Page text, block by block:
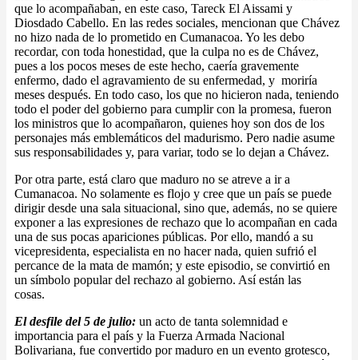
que lo acompañaban, en este caso, Tareck El Aissami y
Diosdado Cabello. En las redes sociales, mencionan que Chávez
no hizo nada de lo prometido en Cumanacoa. Yo les debo
recordar, con toda honestidad, que la culpa no es de Chávez,
pues a los pocos meses de este hecho, caería gravemente
enfermo, dado el agravamiento de su enfermedad, y moriría
meses después. En todo caso, los que no hicieron nada, teniendo
todo el poder del gobierno para cumplir con la promesa, fueron
los ministros que lo acompañaron, quienes hoy son dos de los
personajes más emblemáticos del madurismo. Pero nadie asume
sus responsabilidades y, para variar, todo se lo dejan a Chávez.
Por otra parte, está claro que maduro no se atreve a ir a
Cumanacoa. No solamente es flojo y cree que un país se puede
dirigir desde una sala situacional, sino que, además, no se quiere
exponer a las expresiones de rechazo que lo acompañan en cada
una de sus pocas apariciones públicas. Por ello, mandó a su
vicepresidenta, especialista en no hacer nada, quien sufrió el
percance de la mata de mamón; y este episodio, se convirtió en
un símbolo popular del rechazo al gobierno. Así están las
cosas.
El desfile del 5 de julio: un acto de tanta solemnidad e
importancia para el país y la Fuerza Armada Nacional
Bolivariana, fue convertido por maduro en un evento grotesco,